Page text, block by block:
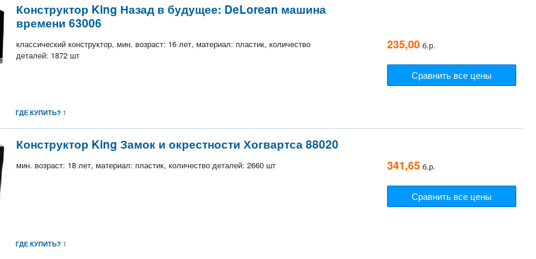
Конструктор King Назад в будущее: DeLorean машина
времени 63006
классический конструктор, мин. возраст: 16 лет, материал: пластик, количество
деталей: 1872 шт
235,00 б.р.
Сравнить все цены
ГДЕ КУПИТЬ? 1
Конструктор King Замок и окрестности Хогвартса 88020
мин. возраст: 18 лет, материал: пластик, количество деталей: 2660 шт 341,65 б.р.
Сравнить все цены
ГДЕ КУПИТЬ? 1